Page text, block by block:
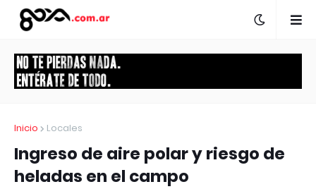
Inicio Locales
Ingreso de aire polar y riesgo de
heladas en el campo